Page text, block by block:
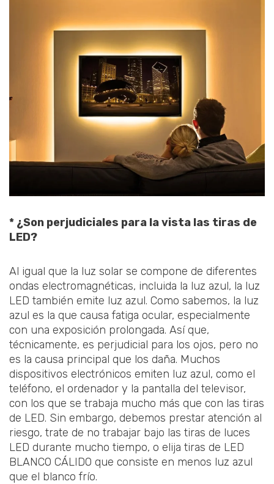
* ¿Son perjudiciales para la vista las tiras de
LED?
Al igual que la luz solar se compone de diferentes
ondas electromagnéticas, incluida la luz azul, la luz
LED también emite luz azul. Como sabemos, la luz
azul es la que causa fatiga ocular, especialmente
con una exposición prolongada. Así que,
técnicamente, es perjudicial para los ojos, pero no
es la causa principal que los daña. Muchos
dispositivos electrónicos emiten luz azul, como el
teléfono, el ordenador y la pantalla del televisor,
con los que se trabaja mucho más que con las tiras
de LED. Sin embargo, debemos prestar atención al
riesgo, trate de no trabajar bajo las tiras de luces
LED durante mucho tiempo, o elija tiras de LED
BLANCO CÁLIDO que consiste en menos luz azul
que el blanco frío.